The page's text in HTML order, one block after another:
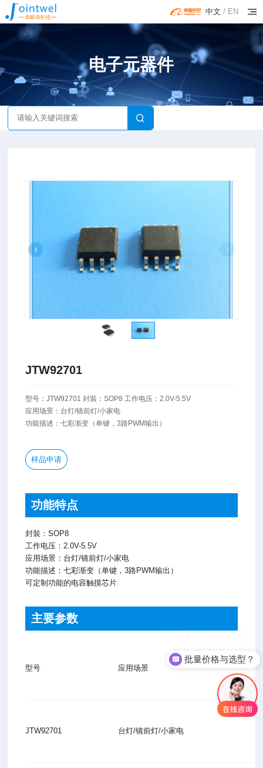
中文 / EN
电子元器件
JTW92701
型号：JTW92701 ​封裝：SOP8 工作电压：2.0V-5.5V
应用场景：台灯/镜前灯/小家电
功能描述：七彩渐变（单键，3路PWM输出）
样品申请
功能特点
封裝：SOP8
工作电压：2.0V-5.5V
应用场景：台灯/镜前灯/小家电
功能描述：七彩渐变（单键，3路PWM输出）
可定制功能的电容触摸芯片
主要参数
型号 应用场景
JTW92701 台灯/镜前灯/小家电
批量价格与选型？